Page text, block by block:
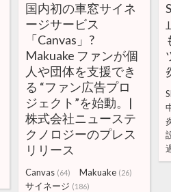
国内初の車窓サイネ
ージサービス
「Canvas」?
Makuake ファンが個
人や団体を支援でき
る “ファン広告プロ
ジェクト”を始動。|
株式会社ニューステ
クノロジーのプレス
リリース
Canvas (64) Makuake (26)
サイネージ (186)